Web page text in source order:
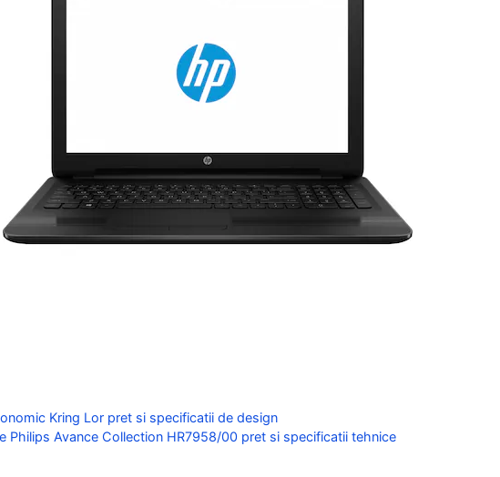
Kring Lor pret si specificatii de design
Philips Avance Collection HR7958/00 pret si specificatii tehnice